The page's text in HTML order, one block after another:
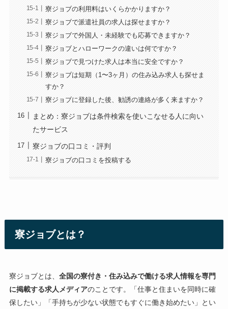
寮ジョブの利用料はいくらかかりますか？
寮ジョブで派遣社員の求人は探せますか？
寮ジョブで外国人・未経験でも応募できますか？
寮ジョブとハローワークの違いは何ですか？
寮ジョブで見つけた求人は本当に安全ですか？
寮ジョブは短期（1〜3ヶ月）の住み込み求人も探せま
すか？
寮ジョブに登録した後、勧誘の連絡が多く来ますか？
まとめ：寮ジョブは条件検索を使いこなせる人に向い
たサービス
寮ジョブの口コミ・評判
寮ジョブの口コミを投稿する
寮ジョブとは？
寮ジョブとは、 全国の寮付き・住み込みで働ける求人情報を専門
に掲載する求人メディアのことです。「仕事と住まいを同時に確
保したい」「手持ちが少ない状態でもすぐに働き始めたい」とい